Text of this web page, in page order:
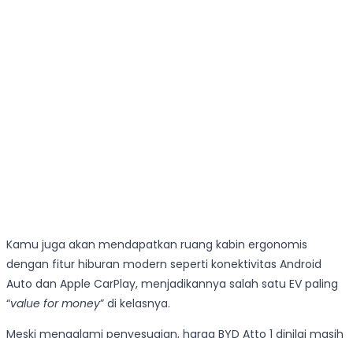
Kamu juga akan mendapatkan ruang kabin ergonomis
dengan fitur hiburan modern seperti konektivitas Android
Auto dan Apple CarPlay, menjadikannya salah satu EV paling
“value for money” di kelasnya.
Meski mengalami penyesuaian, harga BYD Atto 1 dinilai masih